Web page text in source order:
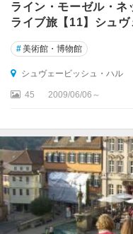
ト
イ
ト
リ
ン
ド
ナ
ウ
エ
ッ
ライン・モーゼル・ネ
ライブ旅【11】シュ
#美術館・博物館
シュヴェービッシュ・ハル
45 2009/06/06～